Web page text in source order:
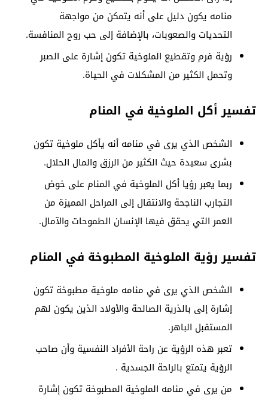
منامه يكون دليل على أنه يتمكن من مواجهة
التحديات والصعوبات، بالإضافة إلى حب روح المنافسة.
رؤية فرم وتقطيع الملوخية تكون إشارة على الصبر
وتحمل الكثير من المشكلات في الحياة.
تفسير أكل الملوخية في المنام
الشخص الذي يرى في منامه أنه يأكل ملوخية تكون
بشرى سعيدة حيث الكثير من الرزق والمال الحلال.
ربما يعبر رؤيا أكل الملوخية في المنام على خوض
التجارب الناجحة والانتقال إلى المراحل المميزة من
العمر التي يحقق فيها الإنسان الطموحات والآمال.
تفسير رؤية الملوخية المطبوخة في المنام
الشخص الذي يرى في منامه ملوخية مطبوخة تكون
إشارة إلى بالذرية الصالحة والأولاد الذين يكون لهم
المستقبل الباهر.
تعبر هذه الرؤية عن راحة الأفراد النفسية وأن صاحب
الرؤية يتمتع بالراحة الجسدية .
من يرى في منامه الملوخية المطبوخة تكون إشارة